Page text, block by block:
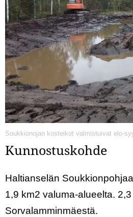
Soukkionojan kosteikot valmistuivat elo-
Kunnostuskohde
Haltianselän
1,9 km2 valuma-alueelta.
Sorvalamminmäestä.